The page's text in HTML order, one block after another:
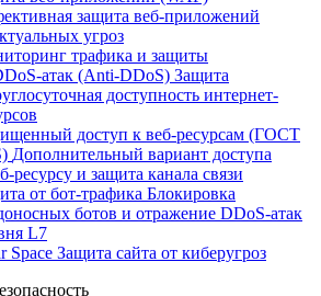
защита веб-приложений
угроз
трафика и защиты
(Anti‑DDoS) Защита
доступность интернет-
доступ к веб-ресурсам (ГОСТ
Дополнительный вариант доступа
и защита канала связи
от бот‑трафика Блокировка
ботов и отражение DDoS‑атак
L7
Space Защита сайта от киберугроз